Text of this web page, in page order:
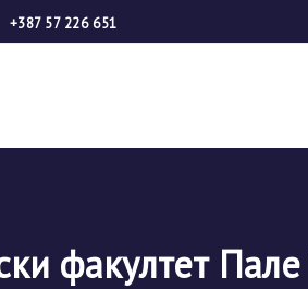
+387 57 226 651
факултет